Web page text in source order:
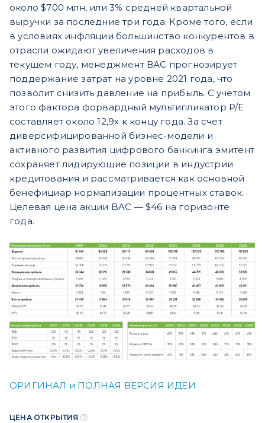
около $700 млн, или 3% средней квартальной
выручки за последние три года. Кроме того, если
в условиях инфляции большинство конкурентов в
отрасли ожидают увеличения расходов в
текущем году, менеджмент ВАС прогнозирует
поддержание затрат на уровне 2021 года, что
позволит снизить давление на прибыль. С учетом
этого фактора форвардный мультипликатор P/E
составляет около 12,9х к концу года. За счет
диверсифицированной бизнес-модели и
активного развития цифрового банкинга эмитент
сохраняет лидирующие позиции в индустрии
кредитования и рассматривается как основной
бенефициар нормализации процентных ставок.
Целевая цена акции BAC — $46 на горизонте
года.
ОРИГИНАЛ и ПОЛНАЯ ВЕРСИЯ ИДЕИ
ЦЕНА ОТКРЫТИЯ